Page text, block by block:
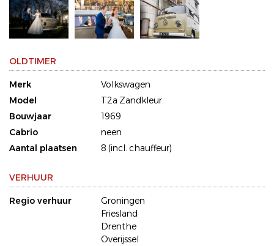
OLDTIMER
Merk
Volkswagen
Model
T2a Zandkleur
Bouwjaar
1969
Cabrio
neen
Aantal plaatsen
8 (incl. chauffeur)
VERHUUR
Regio verhuur
Groningen
Friesland
Drenthe
Overijssel